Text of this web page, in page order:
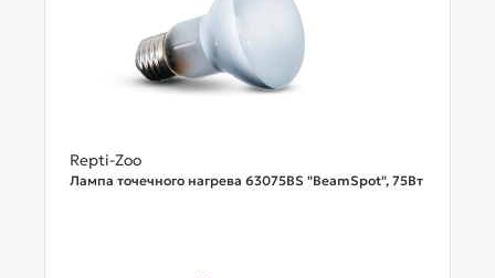
Repti-Zoo
Лампа точечного нагрева 63075BS "BeamSpot", 75Вт